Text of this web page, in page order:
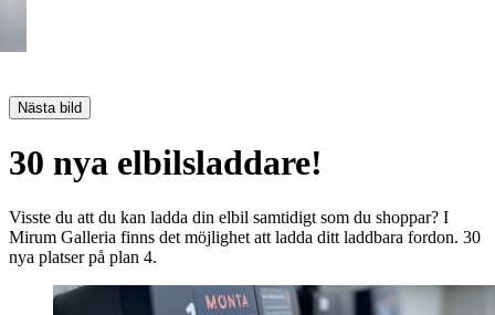
Nästa bild
30 nya elbilsladdare!
Visste du att du kan ladda din elbil samtidigt som du shoppar? I
Mirum Galleria finns det möjlighet att ladda ditt laddbara fordon. 30
nya platser på plan 4.